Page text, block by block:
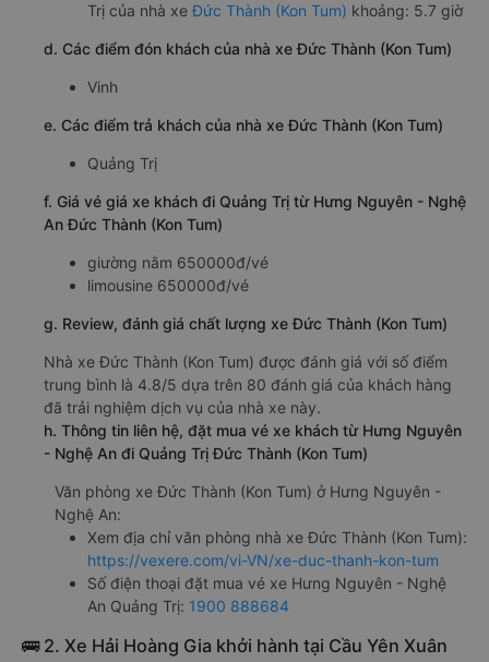
Trị của nhà xeĐức Thành (Kon Tum) khoảng: 5.7 giờ
d. Các điểm đón khách của nhà xe Đức Thành (Kon Tum)
Vinh
e. Các điểm trả khách của nhà xe Đức Thành (Kon Tum)
Quảng Trị
f. Giá vé giá xe khách đi Quảng Trị từ Hưng Nguyên - Nghệ
An Đức Thành (Kon Tum)
giường nằm 650000đ/vé
limousine 650000đ/vé
g. Review, đánh giá chất lượng xe Đức Thành (Kon Tum)
Nhà xe Đức Thành (Kon Tum) được đánh giá với số điểm
trung bình là 4.8/5 dựa trên 80 đánh giá của khách hàng
đã trải nghiệm dịch vụ của nhà xe này.
h. Thông tin liên hệ, đặt mua vé xe khách từ Hưng Nguyên
- Nghệ An đi Quảng Trị Đức Thành (Kon Tum)
Văn phòng xe Đức Thành (Kon Tum) ở Hưng Nguyên -
Nghệ An:
Xem địa chỉ văn phòng nhà xe Đức Thành (Kon Tum):
https://vexere.com/vi-VN/xe-duc-thanh-kon-tum
Số điện thoại đặt mua vé xe Hưng Nguyên - Nghệ
An Quảng Trị: 1900 888684
🚌 2. Xe Hải Hoàng Gia khởi hành tại Cầu Yên Xuân